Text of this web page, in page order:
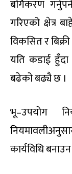
बर्गिकरण
गरिएको क्षेत्र
विकसित र
यति कडाई
बढेको बढ्यै छ ।
भू–उपयोग
कार्यविधि